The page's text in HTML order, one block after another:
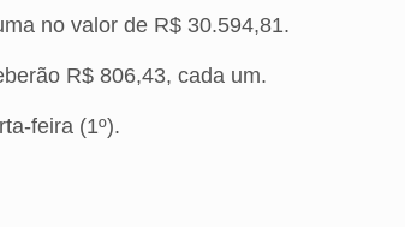
no valor de R$ 30.594,81.
R$ 806,43, cada um.
feira (1º).